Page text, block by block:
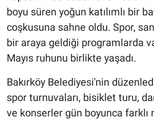
boyu süren yoğun katılımlı bir
coşkusuna sahne oldu. Spor,
bir araya geldiği programlarda
Mayıs ruhunu birlikte yaşadı.
Bakırköy Belediyesi'nin
spor turnuvaları, bisiklet turu,
ve konserler gün boyunca farklı